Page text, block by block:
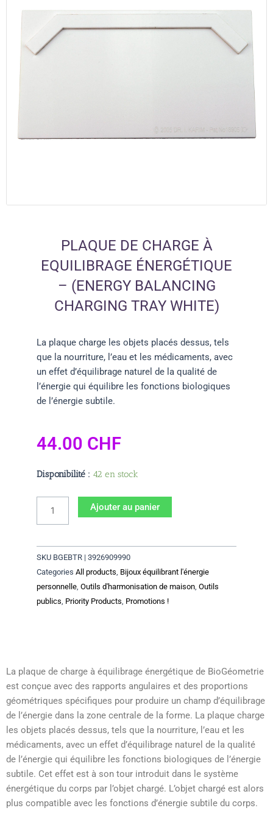
PLAQUE DE CHARGE À
EQUILIBRAGE ÉNERGÉTIQUE
– (ENERGY BALANCING
CHARGING TRAY WHITE)
La plaque charge les objets placés dessus, tels
que la nourriture, l’eau et les médicaments, avec
un effet d’équilibrage naturel de la qualité de
l’énergie qui équilibre les fonctions biologiques
de l’énergie subtile.
44.00 CHF
Disponibilité : 42 en stock
quantité
à
Equilibrage
énergétique
-
(Energy
Ajouter au panier
SKU BGEBTR | 3926909990
Categories All products, Bijoux équilibrant l'énergie
personnelle, Outils d'harmonisation de maison, Outils
publics, Priority Products, Promotions !
La plaque de charge à équilibrage énergétique de BioGéometrie
est conçue avec des rapports angulaires et des proportions
géométriques spécifiques pour produire un champ d’équilibrage
de l’énergie dans la zone centrale de la forme. La plaque charge
les objets placés dessus, tels que la nourriture, l’eau et les
médicaments, avec un effet d’équilibrage naturel de la qualité
de l’énergie qui équilibre les fonctions biologiques de l’énergie
subtile. Cet effet est à son tour introduit dans le système
énergétique du corps par l’objet chargé. L’objet chargé est alors
plus compatible avec les fonctions d’énergie subtile du corps.